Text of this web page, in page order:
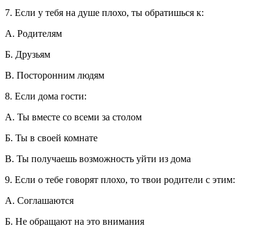
7. Если у тебя на душе плохо, ты обратишься к:
А. Родителям
Б. Друзьям
В. Посторонним людям
8. Если дома гости:
А. Ты вместе со всеми за столом
Б. Ты в своей комнате
В. Ты получаешь возможность уйти из дома
9. Если о тебе говорят плохо, то твои родители с этим:
А. Соглашаются
Б. Не обращают на это внимания